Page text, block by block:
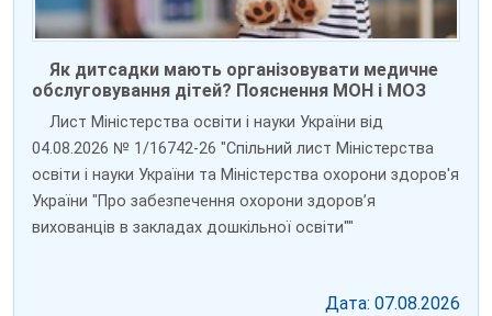
Як дитсадки мають організовувати медичне
обслуговування дітей? Пояснення МОН і МОЗ
Лист Міністерства освіти і науки України від
04.08.2026 № 1/16742-26 "Спільний лист Міністерства
освіти і науки України та Міністерства охорони здоров'я
України "Про забезпечення охорони здоров’я
вихованців в закладах дошкільної освіти""
Дата: 07.08.2026